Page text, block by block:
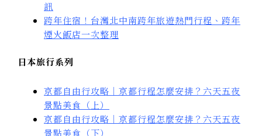
訊
跨年住宿！台灣北中南跨年旅遊熱門行程、跨年
煙火飯店一次整理
日本旅行系列
京都自由行攻略｜京都行程怎麼安排？六天五夜
景點美食（上）
京都自由行攻略｜京都行程怎麼安排？六天五夜
景點美食（下）